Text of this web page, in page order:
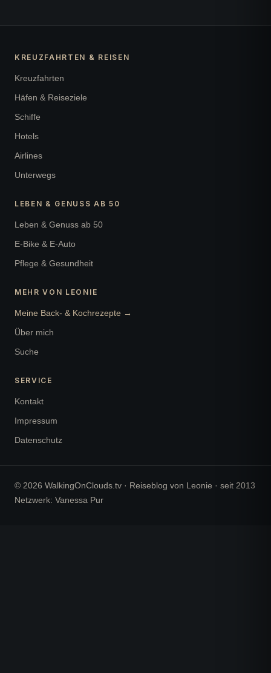
KREUZFAHRTEN & REISEN
Kreuzfahrten
Häfen & Reiseziele
Schiffe
Hotels
Airlines
Unterwegs
LEBEN & GENUSS AB 50
Leben & Genuss ab 50
E-Bike & E-Auto
Pflege & Gesundheit
MEHR VON LEONIE
Meine Back- & Kochrezepte →
Über mich
Suche
SERVICE
Kontakt
Impressum
Datenschutz
© 2026 WalkingOnClouds.tv · Reiseblog von Leonie · seit 2013
Netzwerk: Vanessa Pur